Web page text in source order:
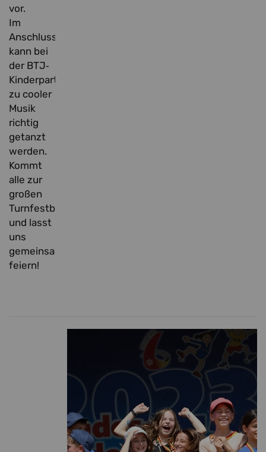
vor.
Im
Anschluss
kann bei
der BTJ‐
Kinderparty
zu cooler
Musik
richtig
getanzt
werden.
Kommt
alle zur
großen
Turnfestbühne
und lasst
uns
gemeinsam
feiern!